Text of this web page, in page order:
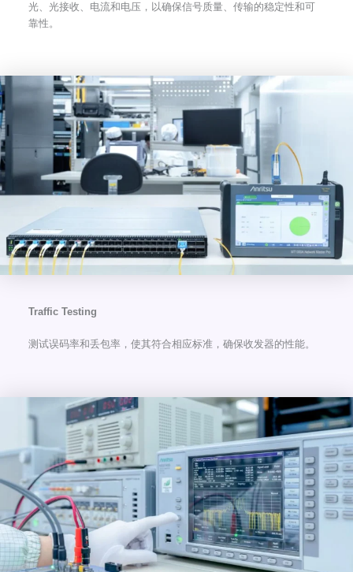
光、光接收、电流和电压，以确保信号质量、传输的稳定性和可
靠性。
Traffic Testing
测试误码率和丢包率，使其符合相应标准，确保收发器的性能。